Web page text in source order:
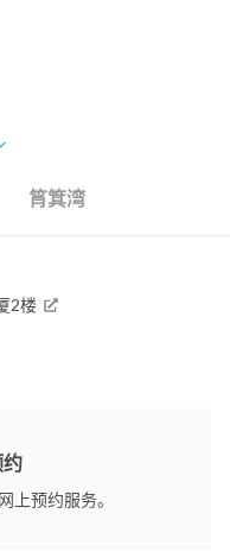
筲箕湾
2楼
上预约服务。